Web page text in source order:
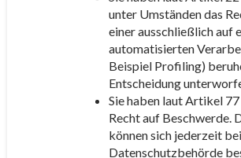
unter Umständen das
einer ausschließlich auf
automatisierten
Beispiel Profiling)
Entscheidung
Sie haben laut Artikel
Recht auf Beschwerde.
können sich jederzeit
Datenschutzbehörde